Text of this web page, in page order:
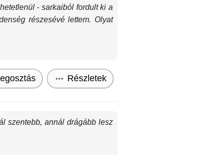
- sarkaiból fordult ki a
részesévé lettem. Olyat
Részletek
szentebb, annál drágább lesz